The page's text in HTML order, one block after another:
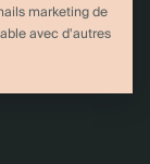
marketing de
avec d'autres